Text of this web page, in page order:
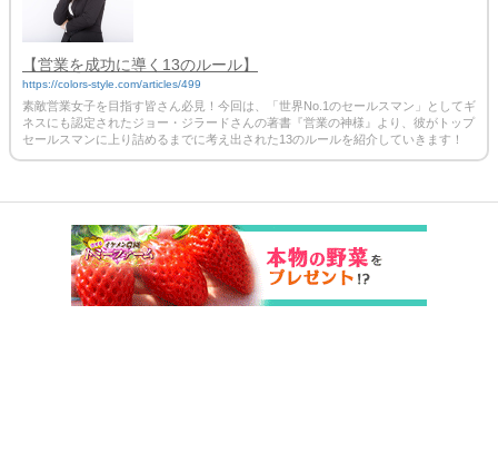
【営業を成功に導く13のルール】
https://colors-style.com/articles/499
素敵営業女子を目指す皆さん必見！今回は、「世界No.1のセールスマン」としてギ
ネスにも認定されたジョー・ジラードさんの著書『営業の神様』より、彼がトップ
セールスマンに上り詰めるまでに考え出された13のルールを紹介していきます！